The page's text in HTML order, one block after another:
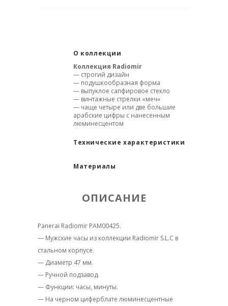
О коллекции
Коллекция Radiomir
— строгий дизайн
— подушкообразная форма
— выпуклое сапфировое стекло
— винтажные стрелки «меч»
— чаще четыре или две большие
арабские цифры с нанесенным
люминесцентом
Технические характеристики
Материалы
ОПИСАНИЕ
Panerai Radiomir PAM00425.
— Мужские часы из коллекции Radiomir S.L.C в
стальном корпусе.
— Диаметр 47 мм.
— Ручной подзавод.
— Функции: часы, минуты.
— На черном циферблате люминесцентные